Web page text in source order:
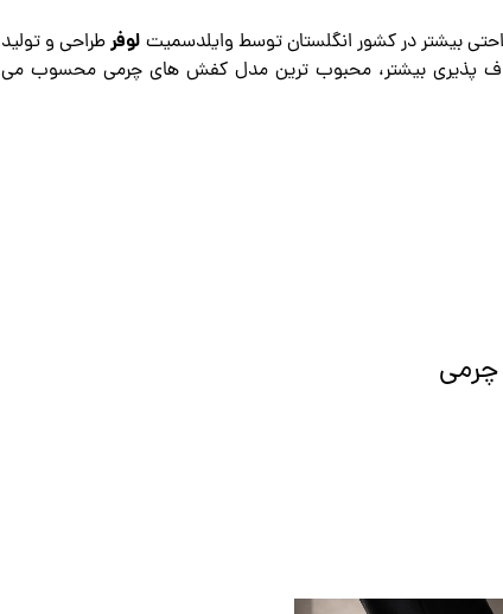
لوفرطراحی و تولید
پذیری بیشتر، محبوب ترین مدل کفش های چرمی محسوب می
چرمی